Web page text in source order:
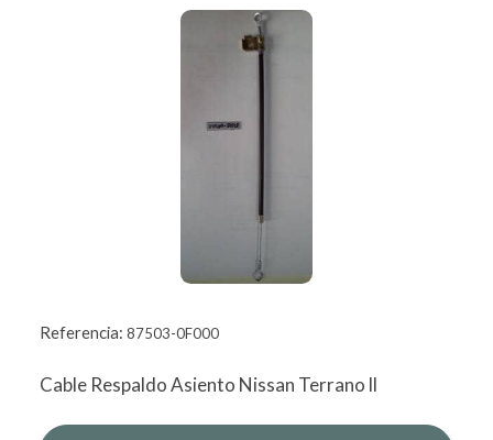
Referencia: 87503-0F000
Cable Respaldo Asiento Nissan Terrano ll